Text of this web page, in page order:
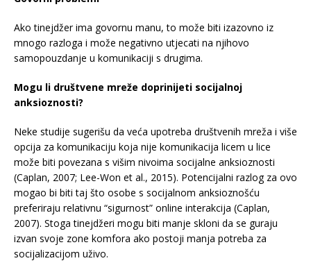
Ako tinejdžer ima govornu manu, to može biti izazovno iz
mnogo razloga i može negativno utjecati na njihovo
samopouzdanje u komunikaciji s drugima.
Mogu li društvene mreže doprinijeti socijalnoj
anksioznosti?
Neke studije sugerišu da veća upotreba društvenih mreža i više
opcija za komunikaciju koja nije komunikacija licem u lice
može biti povezana s višim nivoima socijalne anksioznosti
(Caplan, 2007; Lee-Won et al., 2015). Potencijalni razlog za ovo
mogao bi biti taj što osobe s socijalnom anksioznošću
preferiraju relativnu “sigurnost” online interakcija (Caplan,
2007). Stoga tinejdžeri mogu biti manje skloni da se guraju
izvan svoje zone komfora ako postoji manja potreba za
socijalizacijom uživo.